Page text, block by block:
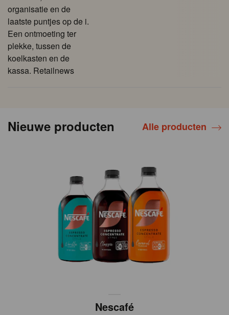
organisatie en de
laatste puntjes op de i.
Een ontmoeting ter
plekke, tussen de
koelkasten en de
kassa. Retailnews
Nieuwe producten Alle producten
Nescafé